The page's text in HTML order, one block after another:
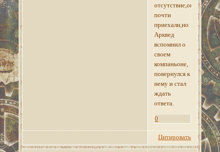
отсутствие,они
почти
приехали,но
Арквед
вспомнил о
своем
компаньоне,
повернулся к
нему и стал
ждать
ответа.
0
Цитировать